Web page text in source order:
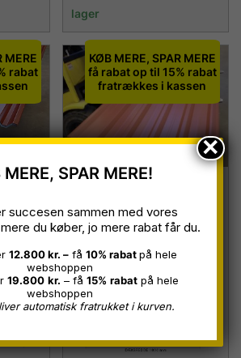
lager
MERE
rabat
x
KØB MERE, SPAR MERE
få rabat op til 15% rabat
fratrækkes i kassen
Teglrød Ral 8004,
3,00 meter
Restparti
SPAR MERE!
succesen sammen med vores
du køber, jo mere rabat får du.
12.800 kr. –få 10% rabatpå hele
webshoppen
19.800 kr. – få 15% rabatpå hele
webshoppen
automatisk fratrukket i kurven.
×